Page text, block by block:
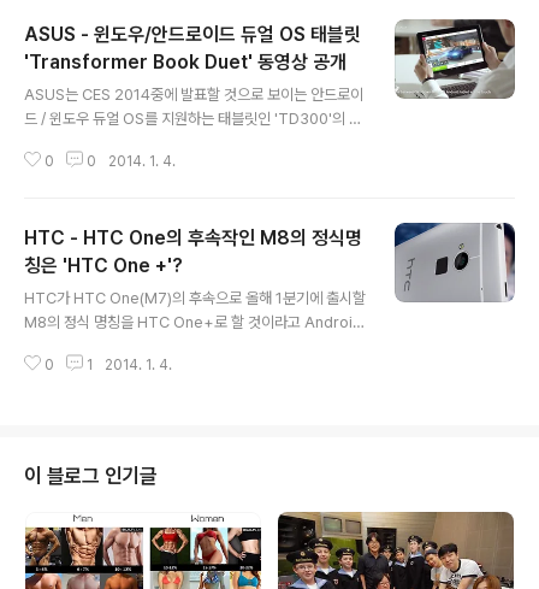
ASUS - 윈도우/안드로이드 듀얼 OS 태블릿
'Transformer Book Duet' 동영상 공개
ASUS는 CES 2014중에 발표할 것으로 보이는 안드로이
드 / 윈도우 듀얼 OS를 지원하는 태블릿인 'TD300'의 프
되어있는 'Transformer Book Duet'의 동영상에 따르
를 넘나들며 사용할 수 있는 기기입니다. 'Transformer
Book Duet'은 인텔 Core i3/Core i7 프로세서을 탑재
하고, 1366 * 768의 해상도를 지원하며 윈도우 8.1과 안
드로이드 4.2.2 젤리빈을 모두 사용할 수 있는 것이 특징
입니다. 출처 : Androidworld.it
0 0 2014. 1. 4.
HTC - HTC One의 후속작인 M8의 정식명
칭은 'HTC One +'?
HTC가 HTC One(M7)의 후속으로 올해 1분기에 출시할
M8의 정식 명칭을 HTC One+로 할 것이라고 Android
양을 전하기도 하였는데, M8은 기존보다 배터리 용량이
3) microSD 카드 슬롯 내장 NFC 지원 소프트키 후면 6
00 or 800 만 화소 Ultrapixel 카메라, 전면 210만 화소
카메라 2900mAh 배터리 용량 안드로이드 4.4 킷캣 wit
h Sense 6.0 출처 : Android Revolution
0 1 2014. 1. 4.
이 블로그 인기글